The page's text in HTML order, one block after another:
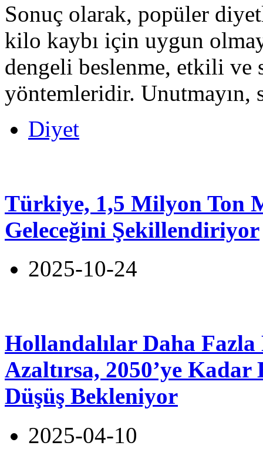
Sonuç olarak, popüler
kilo kaybı için uygun
dengeli beslenme, etkili
yöntemleridir. Unutmayın,
Diyet
Türkiye, 1,5 Milyon Ton
Geleceğini Şekillendiriyor
2025-10-24
Hollandalılar Daha
Azaltırsa, 2050’ye
Düşüş Bekleniyor
2025-04-10